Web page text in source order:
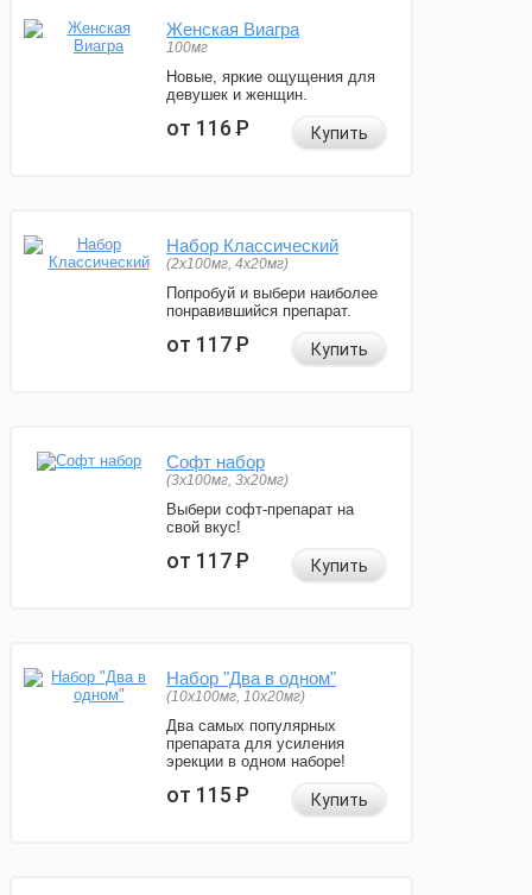
Женская Виагра
100мг
Новые, яркие ощущения для
девушек и женщин.
от 116Р Купить
Набор Классический
(2x100мг, 4x20мг)
Попробуй и выбери наиболее
понравившийся препарат.
от 117Р Купить
Софт набор
(3x100мг, 3x20мг)
Выбери софт-препарат на
свой вкус!
от 117Р Купить
Набор "Два в одном"
(10x100мг, 10x20мг)
Два самых популярных
препарата для усиления
эрекции в одном наборе!
от 115Р Купить